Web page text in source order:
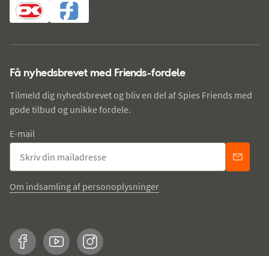
Få nyhedsbrevet med Friends-fordele
Tilmeld dig nyhedsbrevet og bliv en del af Spies Friends med
gode tilbud og unikke fordele.
E-mail
Om indsamling af personoplysninger
FacebookYouTubeInstagram